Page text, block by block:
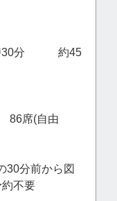
30分 約45
86席(自由
30分前から図
約不要